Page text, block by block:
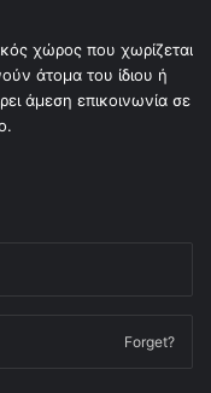
χώρος που χωρίζεται
άτομα του ίδιου ή
άμεση επικοινωνία σε
Forget?